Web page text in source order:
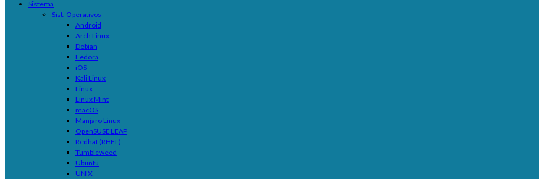
Sistema
Sist. Operativos
Android
Arch Linux
Debian
Fedora
iOS
Kali Linux
Linux
Linux Mint
macOS
Manjaro Linux
OpenSUSE LEAP
Redhat (RHEL)
Tumbleweed
Ubuntu
UNIX